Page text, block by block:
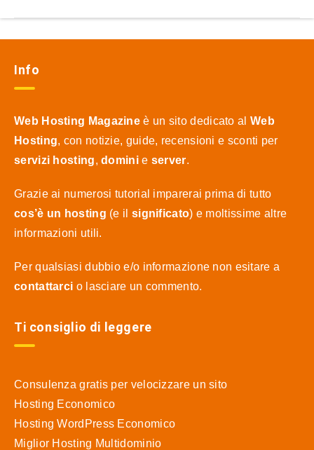
Info
Web Hosting Magazine è un sito dedicato al Web
Hosting, con notizie, guide, recensioni e sconti per
servizi hosting,dominie server.
Grazie ai numerosi tutorial imparerai prima di tutto
cos’è un hosting (e il significato) e moltissime altre
informazioni utili.
Per qualsiasi dubbio e/o informazione non esitare a
contattarci o lasciare un commento.
Ti consiglio di leggere
Consulenza gratis per velocizzare un sito
Hosting Economico
Hosting WordPress Economico
Miglior Hosting Multidominio